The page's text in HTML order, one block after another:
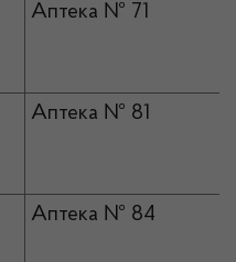
Аптека № 71
Аптека № 81
Аптека № 84